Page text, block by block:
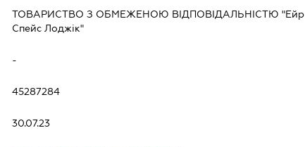
ТОВАРИСТВО З ОБМЕЖЕНОЮ ВІДПОВІДАЛЬНІСТЮ "Ейр
Спейс Лоджік"
-
45287284
30.07.23